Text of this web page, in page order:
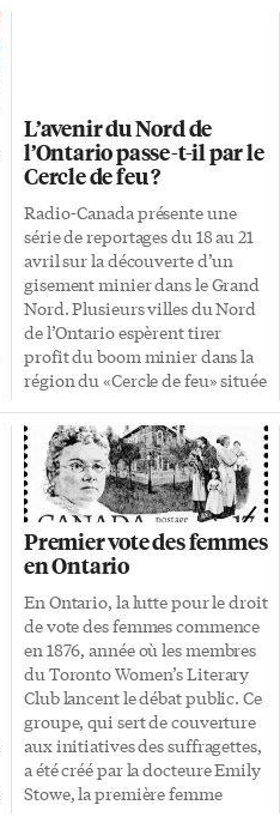
quartier. La première phase, en
plus de consister en la
reconstruction de logements
raisonnables, comprenait la
construction d’un lot
important de commerces de
service pour les résidents: «Le
projet progresse bien. Jusqu’à
maintenant, des endroits
publics […]
L’avenir du Nord de
l’Ontario passe-t-il par le
Cercle de feu ?
Radio-Canada présente une
série de reportages du 18 au 21
avril sur la découverte d’un
gisement minier dans le Grand
Nord. Plusieurs villes du Nord
de l’Ontario espèrent tirer
profit du boom minier dans la
région du «Cercle de feu» située
Bay. Des dizaines de
compagnies minières ont des
visées sur les gisements des
basses terres de la Baie James,
au nord du 51e parallèle, et les
retombées économiques
potentielles sont jugées très
importantes. On y a déjà
découvert du cuivre, du nickel,
mais aussi ce qui semble être le
plus important gisement […]
Premier vote des femmes
en Ontario
En Ontario, la lutte pour le droit
de vote des femmes commence
en 1876, année où les membres
du Toronto Women’s Literary
Club lancent le débat public. Ce
groupe, qui sert de couverture
aux initiatives des suffragettes,
a été créé par la docteure Emily
Stowe, la première femme